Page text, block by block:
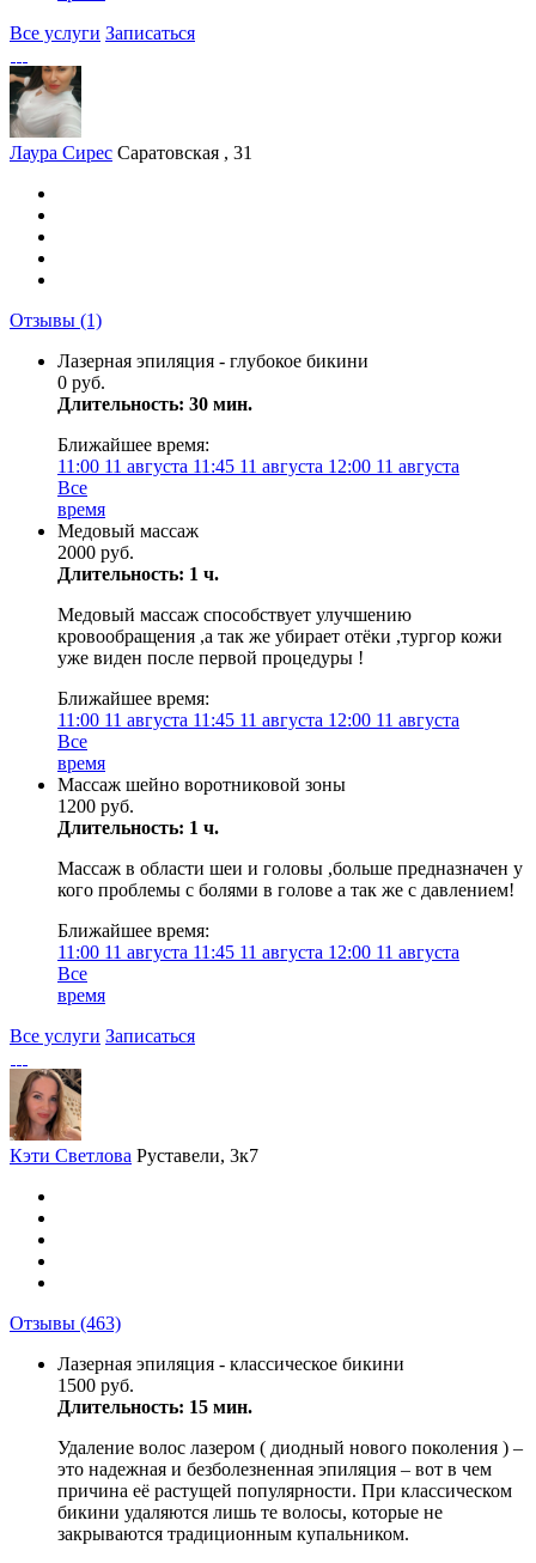
Все услуги Записаться
Лаура Сирес Саратовская , 31
Отзывы (1)
Лазерная эпиляция - глубокое бикини
0 руб.
Длительность: 30 мин.
Ближайшее время:
11:00 11 августа 11:45 11 августа 12:00 11 августа
Все
время
Медовый массаж
2000 руб.
Длительность: 1 ч.
Медовый массаж способствует улучшению
кровообращения ,а так же убирает отёки ,тургор кожи
уже виден после первой процедуры !
Ближайшее время:
11:00 11 августа 11:45 11 августа 12:00 11 августа
Все
время
Массаж шейно воротниковой зоны
1200 руб.
Длительность: 1 ч.
Массаж в области шеи и головы ,больше предназначен у
кого проблемы с болями в голове а так же с давлением!
Ближайшее время:
11:00 11 августа 11:45 11 августа 12:00 11 августа
Все
время
Все услуги Записаться
Кэти Светлова Руставели, 3к7
Отзывы (463)
Лазерная эпиляция - классическое бикини
1500 руб.
Длительность: 15 мин.
Удаление волос лазером ( диодный нового поколения ) –
это надежная и безболезненная эпиляция – вот в чем
причина её растущей популярности. При классическом
бикини удаляются лишь те волосы, которые не
закрываются традиционным купальником.